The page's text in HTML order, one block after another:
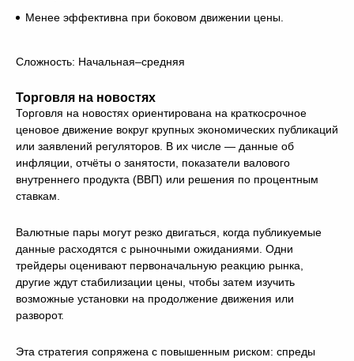
Менее эффективна при боковом движении цены.
Сложность: Начальная–средняя
Торговля на новостях
Торговля на новостях ориентирована на краткосрочное
ценовое движение вокруг крупных экономических публикаций
или заявлений регуляторов. В их числе — данные об
инфляции, отчёты о занятости, показатели валового
внутреннего продукта (ВВП) или решения по процентным
ставкам.
Валютные пары могут резко двигаться, когда публикуемые
данные расходятся с рыночными ожиданиями. Одни
трейдеры оценивают первоначальную реакцию рынка,
другие ждут стабилизации цены, чтобы затем изучить
возможные установки на продолжение движения или
разворот.
Эта стратегия сопряжена с повышенным риском: спреды